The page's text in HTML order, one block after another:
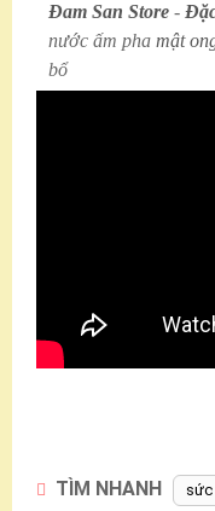
Đam San Store -
nước ấm pha mật
bổ
TÌM NHANH